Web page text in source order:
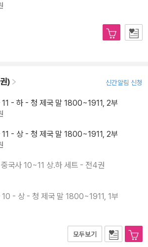
) 신간알림 신청
11 - 하 - 청 제국 말 1800~1911, 2부
11 - 상 - 청 제국 말 1800~1911, 2부
국사 10~11 상.하 세트 - 전4권
10 - 상 - 청 제국 말 1800~1911, 1부
모두보기